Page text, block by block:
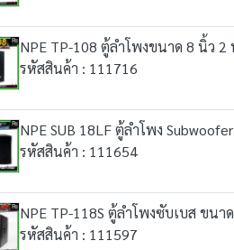
NPE TP-108 ตู้ลำโพงขนาด 8 นิ้ว
รหัสสินค้า : 111716
NPE SUB 18LF ตู้ลำโพง
รหัสสินค้า : 111654
NPE TP-118S ตู้ลำโพงซับเบส ขน
รหัสสินค้า : 111597